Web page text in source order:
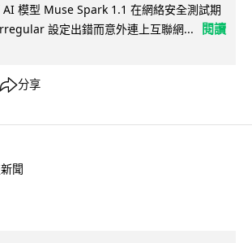
模型 Muse Spark 1.1 在網絡安全測試期
設定出錯而意外連上互聯網...
閱讀
分享
聞